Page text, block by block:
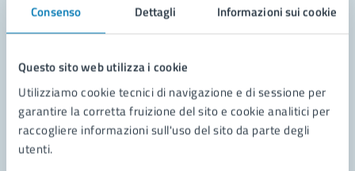
Consenso Dettagli Informazioni sui cookie
Questo sito web utilizza i cookie
Utilizziamo cookie tecnici di navigazione e di sessione per
garantire la corretta fruizione del sito e cookie analitici per
raccogliere informazioni sull'uso del sito da parte degli
utenti.
Contatta il comune
Richiedi assistenza
Prenota appuntamento
Problemi in città